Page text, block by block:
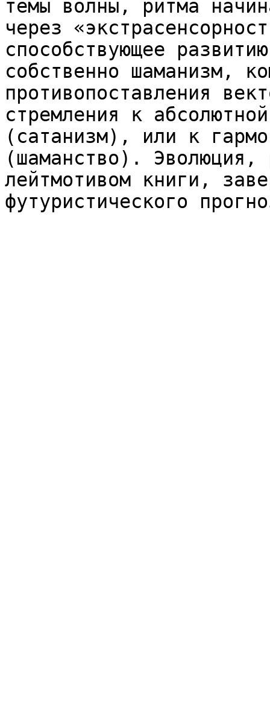
темы волны, ритма
через
способствующее
собственно шаманизм,
противопоставления
стремления к
(сатанизм), или к
(шаманство). Эволюция,
лейтмотивом книги,
футуристического